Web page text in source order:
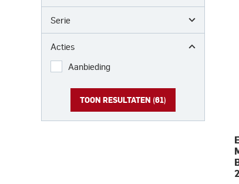
Serie
Acties
Aanbieding
TOON RESULTATEN (61)